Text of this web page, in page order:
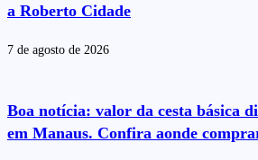
a Roberto Cidade
7 de agosto de 2026
Boa notícia: valor da cesta básica
em Manaus. Confira aonde